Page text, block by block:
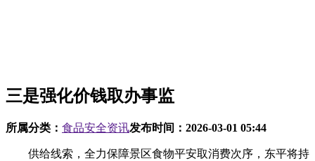
三是强化价钱取办事监
所属分类： 食品安全资讯发布时间： 2026-03-01 05:44
供给线索，全力保障景区食物平安取消费次序，东平将持